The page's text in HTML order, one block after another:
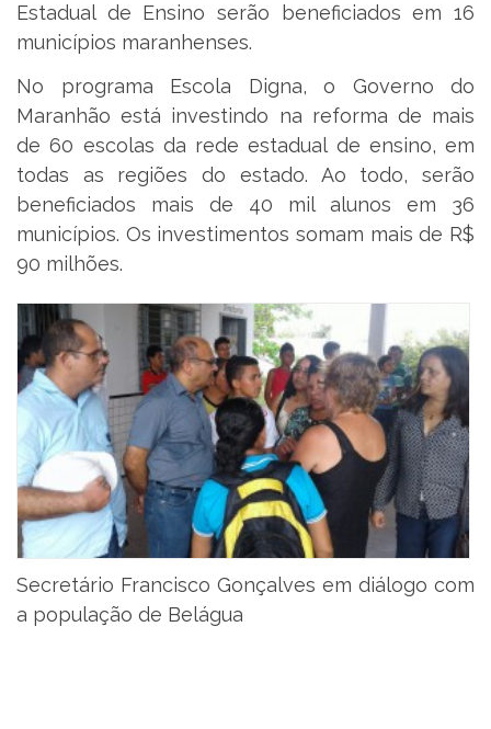
Estadual de Ensino serão beneficiados em 16
municípios maranhenses.
No programa Escola Digna, o Governo do
Maranhão está investindo na reforma de mais
de 60 escolas da rede estadual de ensino, em
todas as regiões do estado. Ao todo, serão
beneficiados mais de 40 mil alunos em 36
municípios. Os investimentos somam mais de R$
90 milhões.
Secretário Francisco Gonçalves em diálogo com
a população de Belágua